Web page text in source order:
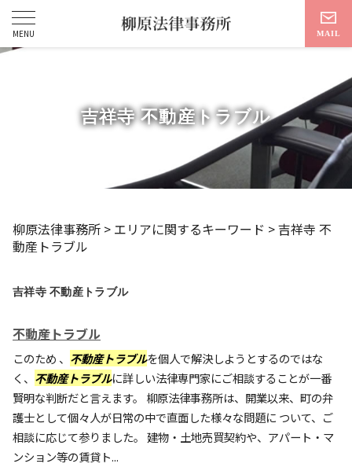
吉祥寺 不動産トラブル
柳原法律事務所 > エリアに関するキーワード >吉祥寺 不
動産トラブル
吉祥寺 不動産トラブル
不動産トラブル
このため 、 不動産トラブルを個人で解決しようとするのではな
く、 不動産トラブルに詳しい法律専門家にご相談することが一番
賢明な判断だと言えます。 柳原法律事務所は、開業以来、町の弁
護士として個々人が日常の中で直面した様々な問題に ついて、ご
相談に応じて参りました。 建物・土地売買契約や、アパート・マ
ンション等の賃貸ト...